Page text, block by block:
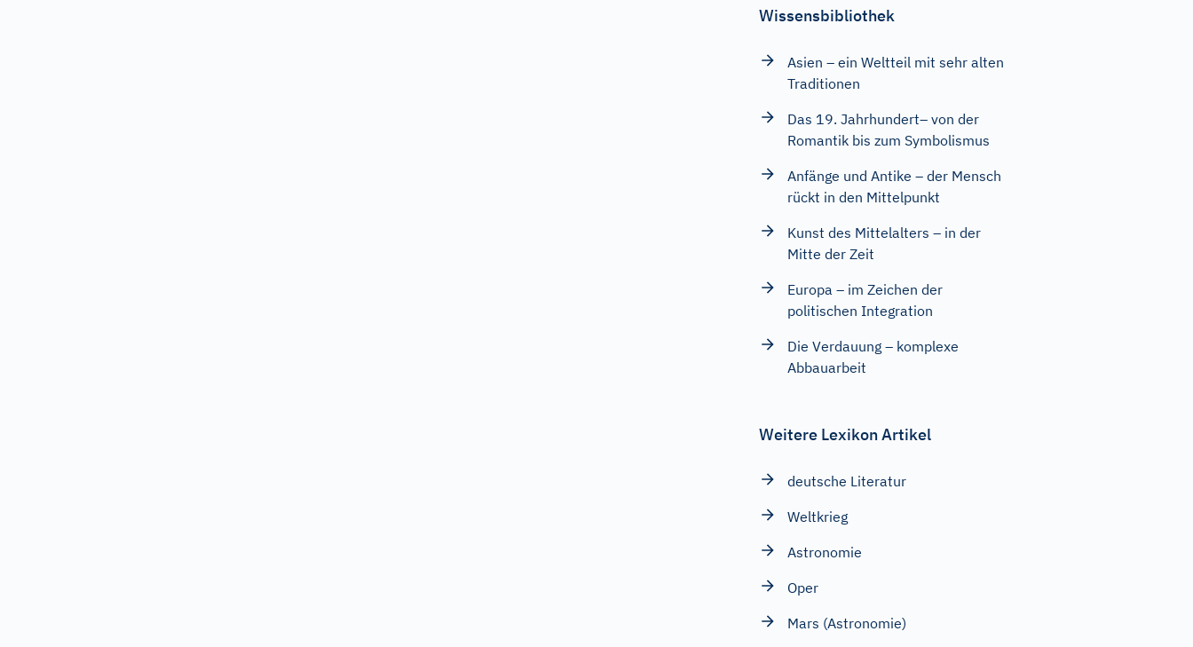
Wissensbibliothek
Asien – ein Weltteil mit sehr alten
Traditionen
Das 19. Jahrhundert– von der
Romantik bis zum Symbolismus
Anfänge und Antike – der Mensch
rückt in den Mittelpunkt
Kunst des Mittelalters – in der
Mitte der Zeit
Europa – im Zeichen der
politischen Integration
Die Verdauung – komplexe
Abbauarbeit
Weitere Lexikon Artikel
deutsche Literatur
Weltkrieg
Astronomie
Oper
Mars (Astronomie)